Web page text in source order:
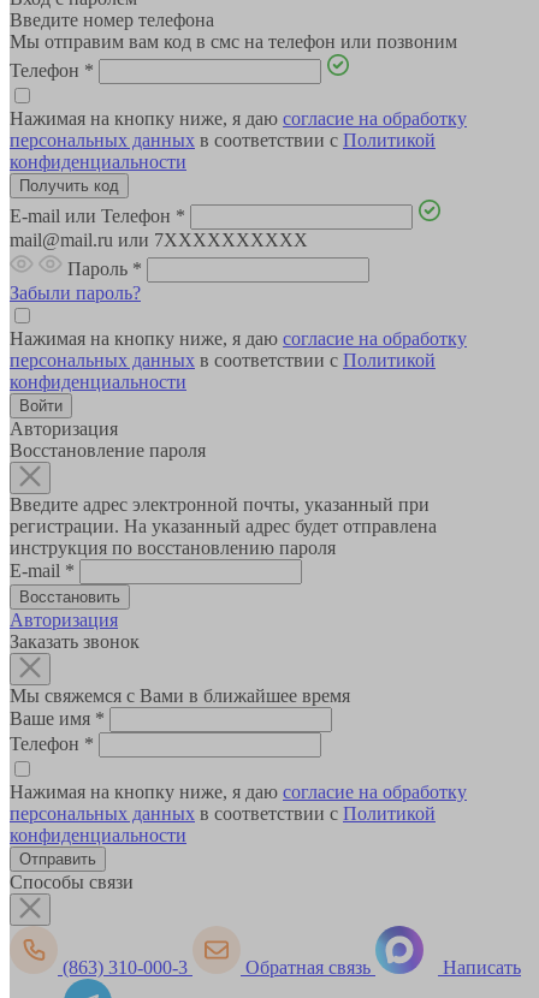
Введите номер телефона
Мы отправим вам код в смс на телефон или позвоним
Телефон *
Нажимая на кнопку ниже, я даю согласие на обработку
персональных данных в соответствии с Политикой
конфиденциальности
E-mail или Телефон *
mail@mail.ru или 7XXXXXXXXXX
Пароль *
Забыли пароль?
Нажимая на кнопку ниже, я даю согласие на обработку
персональных данных в соответствии с Политикой
конфиденциальности
Авторизация
Восстановление пароля
Введите адрес электронной почты, указанный при
регистрации. На указанный адрес будет отправлена
инструкция по восстановлению пароля
E-mail *
Авторизация
Заказать звонок
Мы свяжемся с Вами в ближайшее время
Ваше имя *
Телефон *
Нажимая на кнопку ниже, я даю согласие на обработку
персональных данных в соответствии с Политикой
конфиденциальности
Способы связи
(863) 310-000-3 Обратная связь Написать